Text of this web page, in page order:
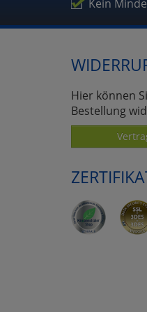
Kein
Hier können
Bestellung